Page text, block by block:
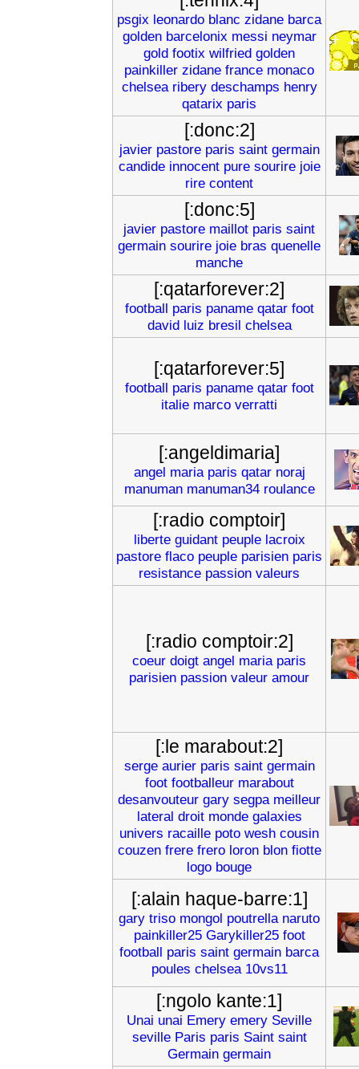
psgix leonardo blanc zidane barca
golden barcelonix messi neymar
gold footix wilfried golden
painkiller zidane france monaco
chelsea ribery deschamps henry
qatarix paris
[:donc:2]
javier pastore paris saint germain
candide innocent pure sourire joie
rire content
[:donc:5]
javier pastore maillot paris saint
germain sourire joie bras quenelle
manche
[:qatarforever:2]
football paris paname qatar foot
david luiz bresil chelsea
[:qatarforever:5]
football paris paname qatar foot
italie marco verratti
[:angeldimaria]
angel maria paris qatar noraj
manuman manuman34 roulance
[:radio comptoir]
liberte guidant peuple lacroix
pastore flaco peuple parisien paris
resistance passion valeurs
[:radio comptoir:2]
coeur doigt angel maria paris
parisien passion valeur amour
[:le marabout:2]
serge aurier paris saint germain
foot footballeur marabout
desanvouteur gary segpa meilleur
lateral droit monde galaxies
univers racaille poto wesh cousin
couzen frere frero loron blon fiotte
logo bouge
[:alain haque-barre:1]
gary triso mongol poutrella naruto
painkiller25 Garykiller25 foot
football paris saint germain barca
poules chelsea 10vs11
[:ngolo kante:1]
Unai unai Emery emery Seville
seville Paris paris Saint saint
Germain germain